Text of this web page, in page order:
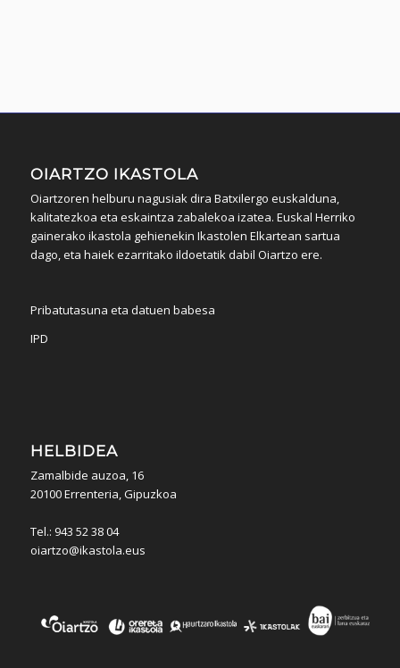
OIARTZO IKASTOLA
Oiartzoren helburu nagusiak dira Batxilergo euskalduna,
kalitatezkoa eta eskaintza zabalekoa izatea. Euskal Herriko
gainerako ikastola gehienekin Ikastolen Elkartean sartua
dago, eta haiek ezarritako ildoetatik dabil Oiartzo ere.
Pribatutasuna eta datuen babesa
IPD
HELBIDEA
Zamalbide auzoa, 16
20100 Errenteria, Gipuzkoa
Tel.: 943 52 38 04
oiartzo@ikastola.eus